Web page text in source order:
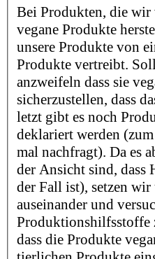
Bei Produkten, die wir
vegane Produkte
unsere Produkte von
Produkte vertreibt.
anzweifeln dass sie
sicherzustellen, dass
letzt gibt es noch
deklariert werden
mal nachfragt). Da es
der Ansicht sind, dass
der Fall ist), setzen
auseinander und
Produktionshilfsstoffe
dass die Produkte